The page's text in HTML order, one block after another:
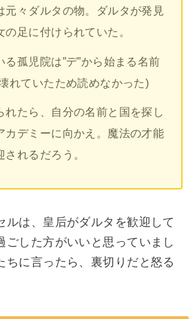
元々ダルタの物。ダルタが発見
の足に付けられていた。
る孤児院は”デ”から始まる名前
れていたため読めなかった)
れたら、自分の名前と国を探し
カデミーに向かえ。魔法の才能
れるだろう。
ルは、皇后がダルタを歓迎して
ごした方がいいと思っていまし
ちに言ったら、裏切りだと怒る